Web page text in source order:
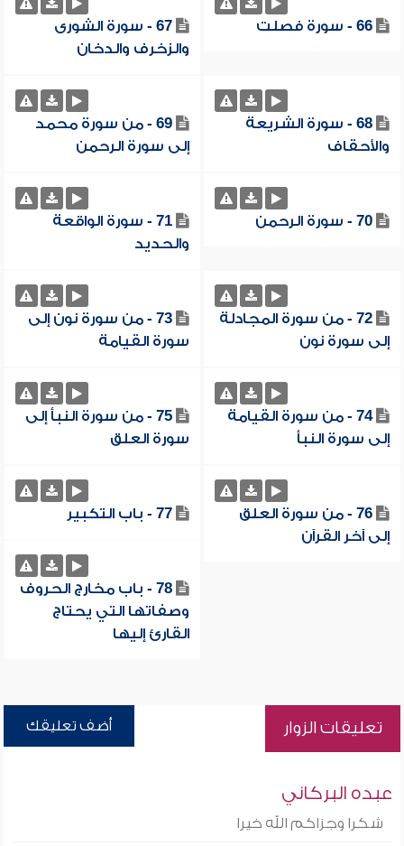
66 - سورة فصلت
67 - سورة الشورى
والزخرف والدخان
68 - سورة الشريعة
والأحقاف
69 - من سورة محمد
إلى سورة الرحمن
70 - سورة الرحمن
71 - سورة الواقعة
والحديد
72 - من سورة المجادلة
إلى سورة نون
73 - من سورة نون إلى
سورة القيامة
74 - من سورة القيامة
إلى سورة النبأ
75 - من سورة النبأ إلى
سورة العلق
76 - من سورة العلق
إلى آخر القرآن
77 - باب التكبير
78 - باب مخارج الحروف
وصفاتها التي يحتاج
القارئ إليها
تعليقات الزوار أضف تعليقك
عبده البركاني
شكرا وجزاكم الله خيرا